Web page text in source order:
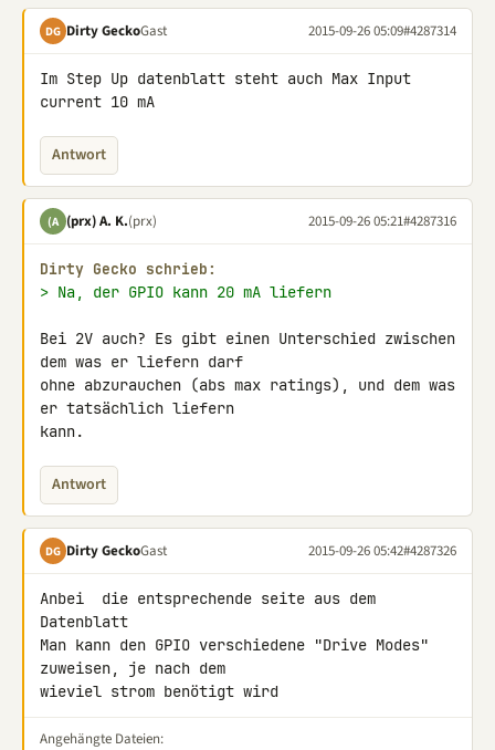
DG Dirty GeckoGast 2015-09-26 05:09#4287314
Im Step Up datenblatt steht auch Max Input
current 10 mA
Antwort
(A (prx) A. K.(prx) 2015-09-26 05:21#4287316
Dirty Gecko schrieb:
> Na, der GPIO kann 20 mA liefern
Bei 2V auch? Es gibt einen Unterschied zwischen
dem was er liefern darf
ohne abzurauchen (abs max ratings), und dem was
er tatsächlich liefern
kann.
Antwort
DG Dirty GeckoGast 2015-09-26 05:42#4287326
Anbei  die entsprechende seite aus dem
Datenblatt
Man kann den GPIO verschiedene "Drive Modes"
zuweisen, je nach dem
wieviel strom benötigt wird
Angehängte Dateien: